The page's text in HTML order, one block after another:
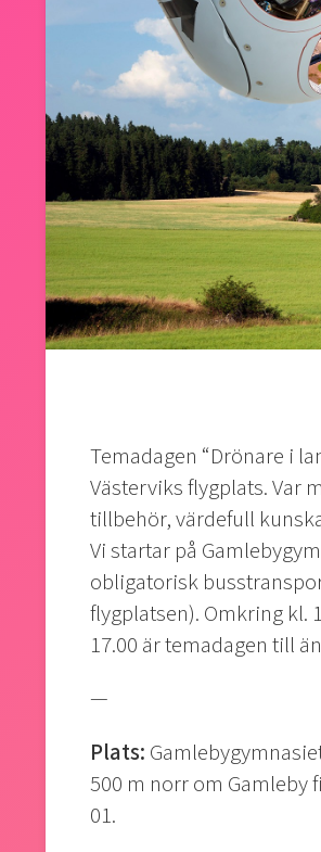
Temadagen “Drönare i
Västerviks flygplats. Var
tillbehör, värdefull
Vi startar på
obligatorisk
flygplatsen). Omkring kl.
17.00 är temadagen till
—
Plats:
500 m norr om Gamleby
01.